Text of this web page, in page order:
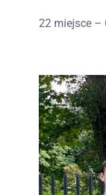
22 miejsce –